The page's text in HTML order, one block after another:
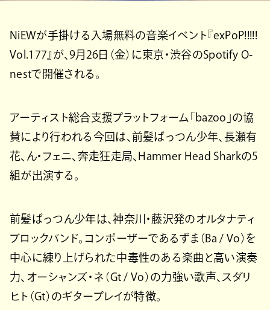
NiEWが手掛ける入場無料の音楽イベント『exPoP!!!!!
Vol.177』が、9月26日（金）に東京・渋谷のSpotify O-
nestで開催される。
アーティスト総合支援プラットフォーム「bazoo」の協
賛により行われる今回は、前髪ぱっつん少年、長瀬有
花、ん・フェニ、奔走狂走局、Hammer Head Sharkの5
組が出演する。
前髪ぱっつん少年は、神奈川・藤沢発のオルタナティ
ブロックバンド。コンポーザーであるずま（Ba / Vo）を
中心に練り上げられた中毒性のある楽曲と高い演奏
力、オーシャンズ・ネ（Gt / Vo）の力強い歌声、スダリ
ヒト（Gt）のギタープレイが特徴。